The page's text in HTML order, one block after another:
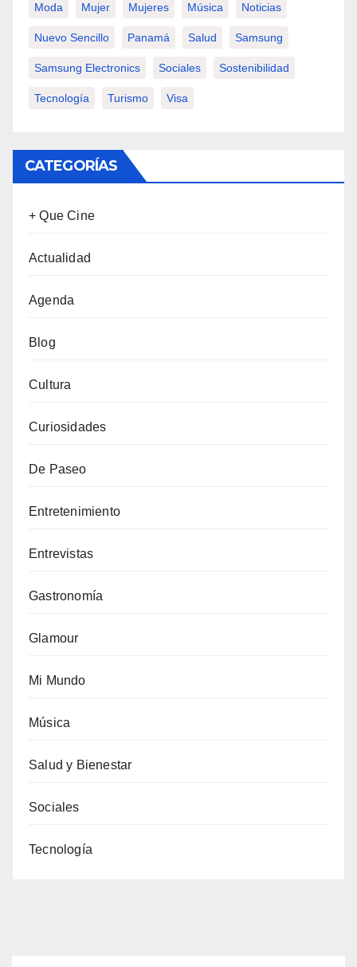
Moda Mujer Mujeres Música Noticias
Nuevo Sencillo Panamá Salud Samsung
Samsung Electronics Sociales Sostenibilidad
Tecnología Turismo Visa
CATEGORÍAS
+ Que Cine
Actualidad
Agenda
Blog
Cultura
Curiosidades
De Paseo
Entretenimiento
Entrevistas
Gastronomía
Glamour
Mi Mundo
Música
Salud y Bienestar
Sociales
Tecnología